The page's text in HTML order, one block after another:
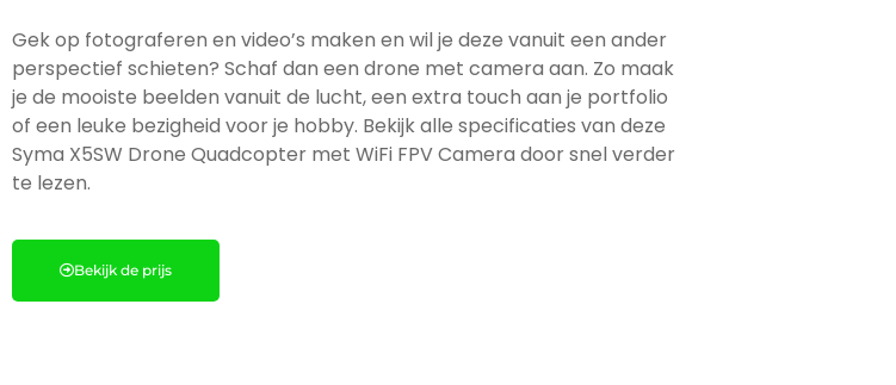
Gek op fotograferen en video’s maken en wil je deze vanuit een ander
perspectief schieten? Schaf dan een drone met camera aan. Zo maak
je de mooiste beelden vanuit de lucht, een extra touch aan je portfolio
of een leuke bezigheid voor je hobby. Bekijk alle specificaties van deze
Syma X5SW Drone Quadcopter met WiFi FPV Camera door snel verder
te lezen.
Bekijk de prijs